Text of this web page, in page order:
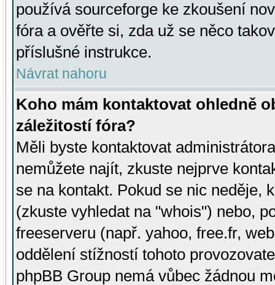
používá sourceforge ke zkoušení
fóra a ověřte si, zda už se něco
příslušné instrukce.
Návrat nahoru
Koho mám kontaktovat ohledně
záležitostí fóra?
Měli byste kontaktovat
nemůžete najít, zkuste nejprve
se na kontakt. Pokud se nic neděje,
(zkuste vyhledat na "whois") nebo,
freeserveru (např. yahoo, free.fr,
oddělení stížností tohoto
phpBB Group nemá vůbec žádnou